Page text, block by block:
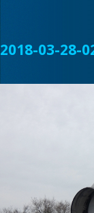
2018-03-28-